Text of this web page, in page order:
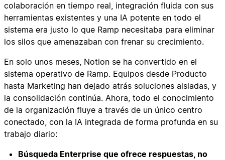
colaboración en tiempo real, integración fluida con sus
herramientas existentes y una IA potente en todo el
sistema era justo lo que Ramp necesitaba para eliminar
los silos que amenazaban con frenar su crecimiento.
En solo unos meses, Notion se ha convertido en el
sistema operativo de Ramp. Equipos desde Producto
hasta Marketing han dejado atrás soluciones aisladas, y
la consolidación continúa. Ahora, todo el conocimiento
de la organización fluye a través de un único centro
conectado, con la IA integrada de forma profunda en su
trabajo diario:
Búsqueda Enterprise que ofrece respuestas, no